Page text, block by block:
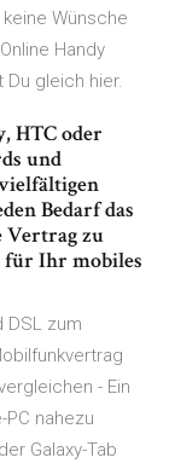
Wünsche
Handy
gleich hier.
HTC oder
und
Bedarf das
Vertrag zu
für Ihr mobiles
DSL zum
- Ein
nahezu
Galaxy-Tab